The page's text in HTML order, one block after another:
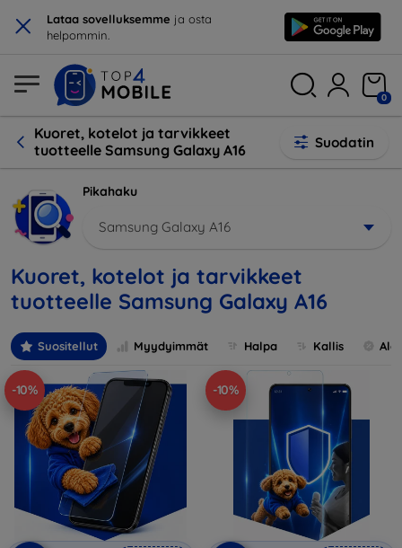
× Lataa sovelluksemme ja osta
helpommin.
0
Kuoret, kotelot ja tarvikkeet
tuotteelle Samsung Galaxy A16
Suodatin
Pikahaku
Samsung Galaxy A16
Kuoret, kotelot ja tarvikkeet
tuotteelle Samsung Galaxy A16
Suositellut Myydyimmät Halpa Kallis
-10% -10%